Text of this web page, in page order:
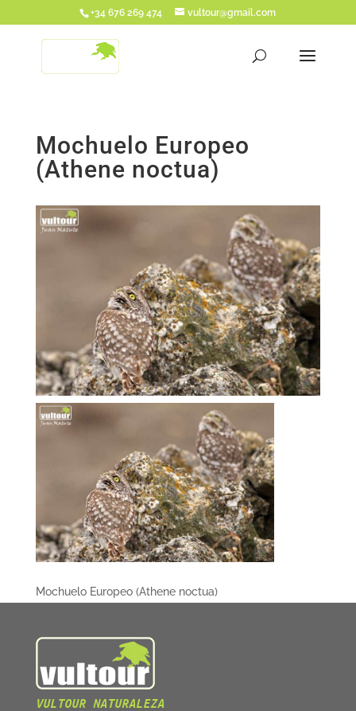
+34 676 269 474 vultour@gmail.com
Mochuelo Europeo
(Athene noctua)
Mochuelo Europeo (Athene noctua)
VULTOUR NATURALEZA